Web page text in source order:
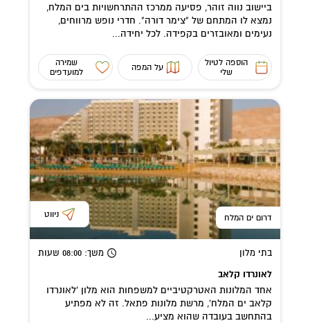
ביישוב נווה זוהר, פסיעה ממרכז ההתרחשויות בים המלח,
נמצא לו המתחם של "צימר דורה". חדרי נופש מרווחים,
נעימים ומאובזרים בקפידה. לכל יחידה...
הוספה לטיול
שלי
על המפה
שמירה
למועדפים
דרום ים המלח ניווט
בתי מלון משך: 08:00 שעות
לאונרדו קלאב
אחד המלונות האטרקטיביים למשפחות הוא מלון 'לאונרדו
קלאב ים המלח', מרשת מלונות פתאל. זה לא מפתיע
בהתחשב בעובדה שהוא מציע...